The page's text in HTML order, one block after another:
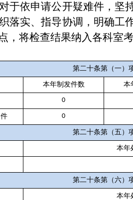
于依申请公开疑难件，
落实、指导协调，明确
将检查结果纳入各科室考
第二十条第（一）
本年制发件数 本
0
0
第二十条第（五）
本年
第二十条第（六）
本年